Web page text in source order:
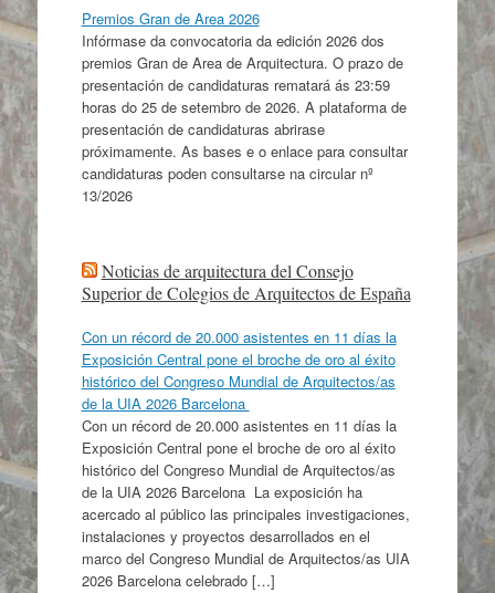
Premios Gran de Area 2026
Infórmase da convocatoria da edición 2026 dos
premios Gran de Area de Arquitectura. O prazo de
presentación de candidaturas rematará ás 23:59
horas do 25 de setembro de 2026. A plataforma de
presentación de candidaturas abrirase
próximamente. As bases e o enlace para consultar
candidaturas poden consultarse na circular nº
13/2026
Noticias de arquitectura del Consejo
Superior de Colegios de Arquitectos de España
Con un récord de 20.000 asistentes en 11 días la
Exposición Central pone el broche de oro al éxito
histórico del Congreso Mundial de Arquitectos/as
de la UIA 2026 Barcelona
Con un récord de 20.000 asistentes en 11 días la
Exposición Central pone el broche de oro al éxito
histórico del Congreso Mundial de Arquitectos/as
de la UIA 2026 Barcelona La exposición ha
acercado al público las principales investigaciones,
instalaciones y proyectos desarrollados en el
marco del Congreso Mundial de Arquitectos/as UIA
2026 Barcelona celebrado […]